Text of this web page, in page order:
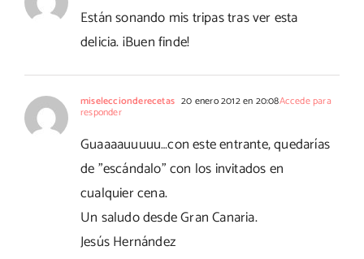
Están sonando mis tripas tras ver esta
delicia. ¡Buen finde!
miseleccionderecetas 20 enero 2012 en 20:08Accede para
responder
Guaaaauuuuu…con este entrante, quedarías
de "escándalo" con los invitados en
cualquier cena.
Un saludo desde Gran Canaria.
Jesús Hernández